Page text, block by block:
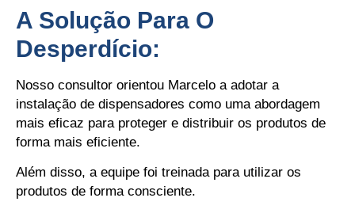
A Solução Para O
Desperdício:
Nosso consultor orientou Marcelo a adotar a
instalação de dispensadores como uma abordagem
mais eficaz para proteger e distribuir os produtos de
forma mais eficiente.
Além disso, a equipe foi treinada para utilizar os
produtos de forma consciente.